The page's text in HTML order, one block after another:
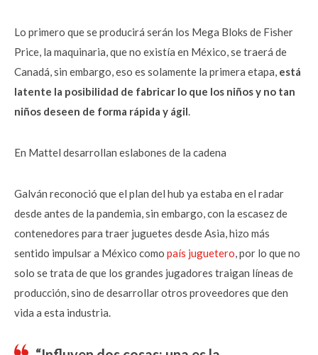
Lo primero que se producirá serán los Mega Bloks de Fisher
Price, la maquinaria, que no existía en México, se traerá de
Canadá, sin embargo, eso es solamente la primera etapa, está
latente la posibilidad de fabricar lo que los niños y no tan
niños deseen de forma rápida y ágil.
En Mattel desarrollan eslabones de la cadena
Galván reconoció que el plan del hub ya estaba en el radar
desde antes de la pandemia, sin embargo, con la escasez de
contenedores para traer juguetes desde Asia, hizo más
sentido impulsar a México como país juguetero, por lo que no
solo se trata de que los grandes jugadores traigan líneas de
producción, sino de desarrollar otros proveedores que den
vida a esta industria.